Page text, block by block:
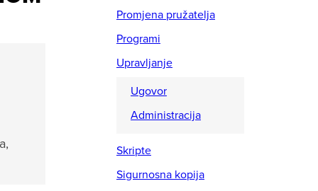
Promjena pružatelja
Programi
Upravljanje
Ugovor
Administracija
Skripte
Sigurnosna kopija